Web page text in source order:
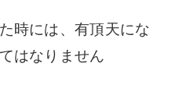
時には、有頂天にな
はなりません